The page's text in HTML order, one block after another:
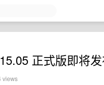
正式版即将发
views